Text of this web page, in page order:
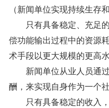
（新闻单位实现持续生存
只有具备稳定、充足的
偿功能输出过程中的资源
术手段以更大规模的更高
新闻单位从业人员通过
酬，来实现自身作为一个
只有具备稳定的收入，